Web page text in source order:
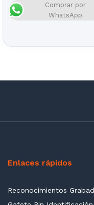
Comprar por
WhatsApp
Enlaces rápidos
Reconocimientos